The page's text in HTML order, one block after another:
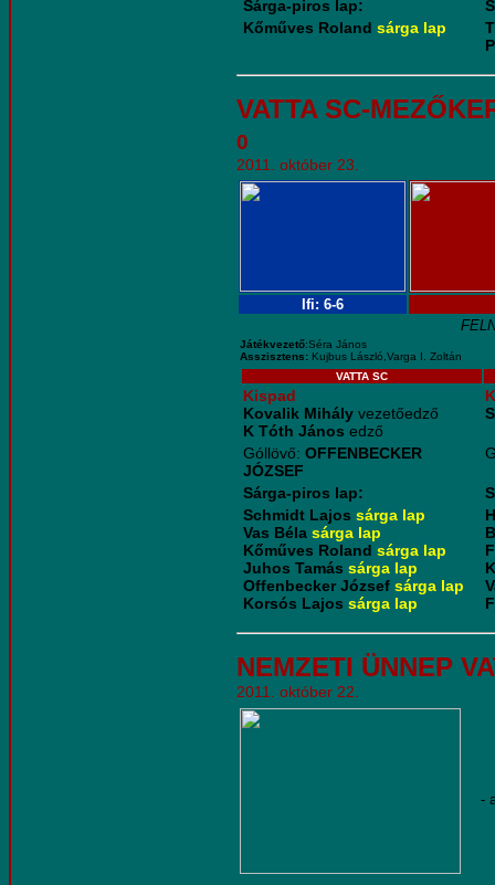
Sárga-piros lap:
Kőműves Roland sárga lap
VATTA SC-
0
2011. október 23.
Ifi: 6-6
Játékvezető:Séra János
Asszisztens: Kujbus László,Varga I. Zoltán
VATTA SC
Kispad
Kovalik Mihály vezetőedző
K Tóth János edző
Góllövő: OFFENBECKER
JÓZSEF
Sárga-piros lap:
Schmidt Lajos sárga lap
Vas Béla sárga lap
Kőműves Roland sárga lap
Juhos Tamás sárga lap
Offenbecker József sárga lap
Korsós Lajos sárga lap
NEMZETI ÜNNEP
2011. október 22.
-